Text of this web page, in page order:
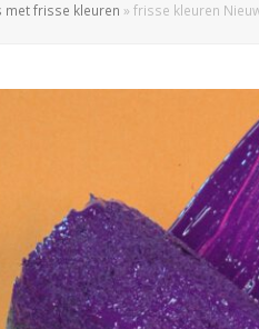
met frisse kleuren » frisse kleuren